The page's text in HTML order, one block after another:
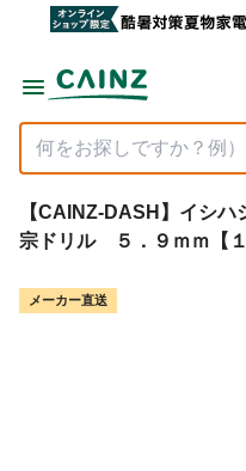
【CAINZ-DASH】イシ
宗ドリル ５．９ｍｍ【１
メーカー直送